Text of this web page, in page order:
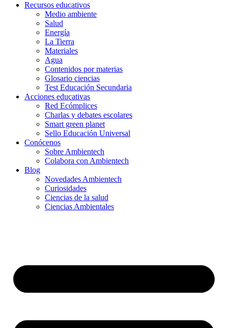
Recursos educativos
Medio ambiente
Salud
Energía
La Tierra
Materiales
Agua
Contenidos por materias
Glosario ciencias
Test Educación Secundaria
Acciones educativas
Red Ecómplices
Charlas y debates escolares
Smart green planet
Sello Educación Universal
Conócenos
Sobre Ambientech
Colabora con Ambientech
Blog
Novedades Ambientech
Curiosidades
Ciencias de la salud
Ciencias Ambientales